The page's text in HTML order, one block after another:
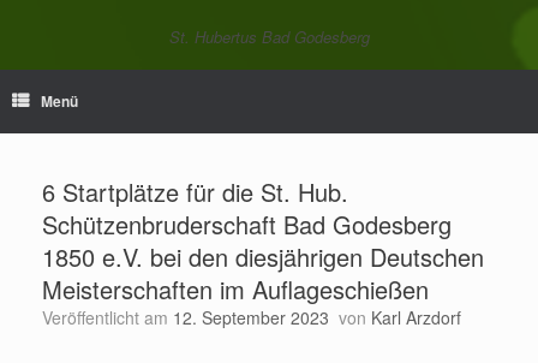
St. Hubertus Bad Godesberg
Menü
6 Startplätze für die St. Hub.
Schützenbruderschaft Bad Godesberg
1850 e.V. bei den diesjährigen Deutschen
Meisterschaften im Auflageschießen
Veröffentlicht am 12. September 2023 von Karl Arzdorf